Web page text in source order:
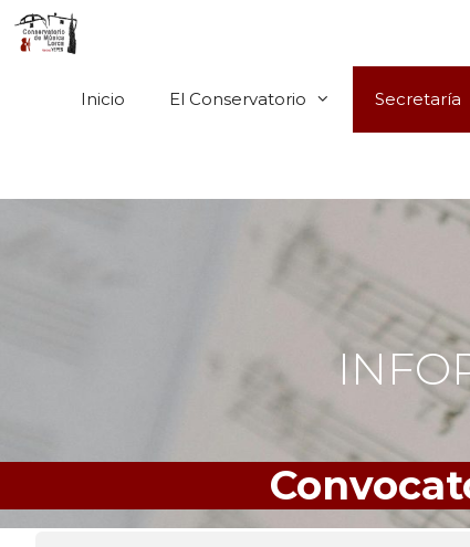
Saltar
Inicio El Conservatorio Secretaría